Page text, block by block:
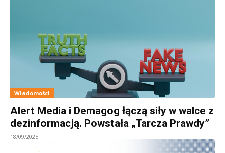
Wiadomości
Alert Media i Demagog łączą siły w walce z
dezinformacją. Powstała „Tarcza Prawdy”
18/09/2025